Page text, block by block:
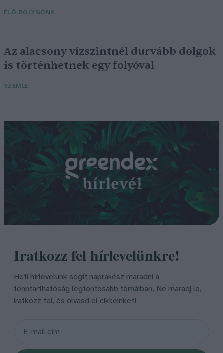
ÉLŐ BOLYGÓNK
Az alacsony vízszintnél durvább dolgok
is történhetnek egy folyóval
SZEMLE
Iratkozz fel hírlevelünkre!
Heti hírlevelünk segít naprakész maradni a
fenntarthatóság legfontosabb témáiban. Ne maradj le,
iratkozz fel, és olvasd el cikkeinket!